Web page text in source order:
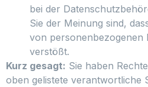
bei der
Sie der Meinung sind,
von personenbezogenen
verstößt.
Kurz gesagt: Sie haben
oben gelistete verantwortliche